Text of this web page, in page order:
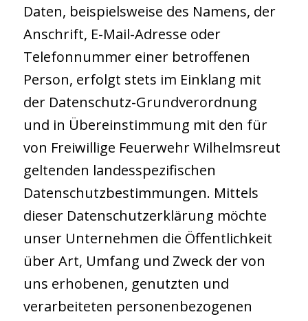
Daten, beispielsweise des Namens, der
Anschrift, E-Mail-Adresse oder
Telefonnummer einer betroffenen
Person, erfolgt stets im Einklang mit
der Datenschutz-Grundverordnung
und in Übereinstimmung mit den für
von Freiwillige Feuerwehr Wilhelmsreut
geltenden landesspezifischen
Datenschutzbestimmungen. Mittels
dieser Datenschutzerklärung möchte
unser Unternehmen die Öffentlichkeit
über Art, Umfang und Zweck der von
uns erhobenen, genutzten und
verarbeiteten personenbezogenen